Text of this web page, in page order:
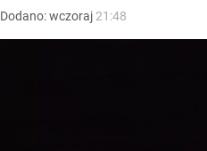
Dodano:wczoraj 21:48